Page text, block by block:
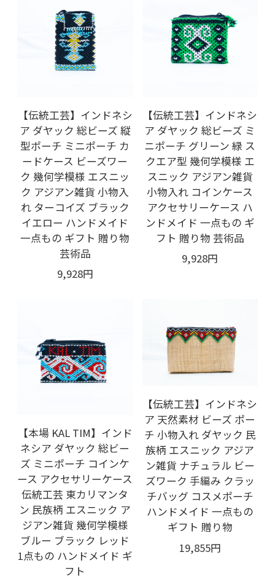
【伝統工芸】インドネシ
ア ダヤック 総ビーズ 縦
型ポーチ ミニポーチ カ
ードケース ビーズワー
ク 幾何学模様 エスニッ
ク アジアン雑貨 小物入
れ ターコイズ ブラック
イエロー ハンドメイド
一点もの ギフト 贈り物
芸術品
9,928円
【伝統工芸】インドネシ
ア ダヤック 総ビーズ ミ
ニポーチ グリーン 緑 ス
クエア型 幾何学模様 エ
スニック アジアン雑貨
小物入れ コインケース
アクセサリーケース ハ
ンドメイド 一点もの ギ
フト 贈り物 芸術品
9,928円
【本場 KAL TIM】インド
ネシア ダヤック 総ビー
ズ ミニポーチ コインケ
ース アクセサリーケース
伝統工芸 東カリマンタ
ン 民族柄 エスニック ア
ジアン雑貨 幾何学模様
ブルー ブラック レッド
1点もの ハンドメイド ギ
フト
【伝統工芸】インドネシ
ア 天然素材 ビーズ ポー
チ 小物入れ ダヤック 民
族柄 エスニック アジア
ン雑貨 ナチュラル ビー
ズワーク 手編み クラッ
チバッグ コスメポーチ
ハンドメイド 一点もの
ギフト 贈り物
19,855円